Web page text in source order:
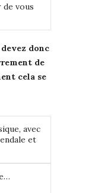
de vous
donc
de
cela se
avec
et